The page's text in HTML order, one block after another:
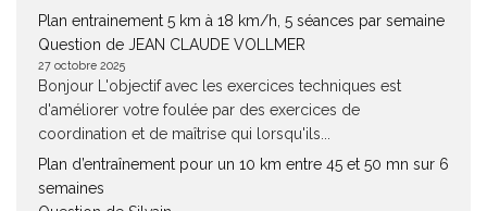
Plan entrainement 5 km à 18 km/h, 5 séances par semaine
Question de JEAN CLAUDE VOLLMER
27 octobre 2025
Bonjour L'objectif avec les exercices techniques est
d'améliorer votre foulée par des exercices de
coordination et de maîtrise qui lorsqu'ils...
Plan d’entraînement pour un 10 km entre 45 et 50 mn sur 6
semaines